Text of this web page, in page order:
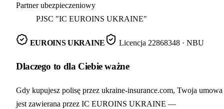
Partner ubezpieczeniowy
PJSC "IC EUROINS UKRAINE"
EUROINS UKRAINE Licencja 22868348· NBU
Dlaczego to dla Ciebie ważne
Gdy kupujesz polisę przez ukraine-insurance.com, Twoja umowa
jest zawierana przez IC EUROINS UKRAINE —